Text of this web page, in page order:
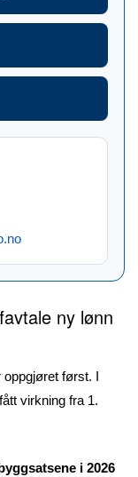
ny lønn
først. I
virkning fra 1.
i 2026